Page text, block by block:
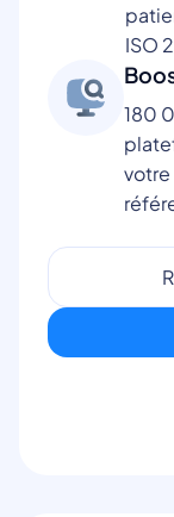
ISO
180